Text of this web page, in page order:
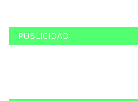
PUBLICIDAD